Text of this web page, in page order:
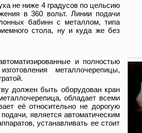
не ниже 4 градусов по цельсию
в 360 вольт. Линии подачи
бабинн с металлом, типа
стола, ну и куда же без
и полностью
металлочерепицы,
должен быть оборудован кран
обладает всеми
её относительно не дорогую
является автоматическим
устанавливать ее стоит